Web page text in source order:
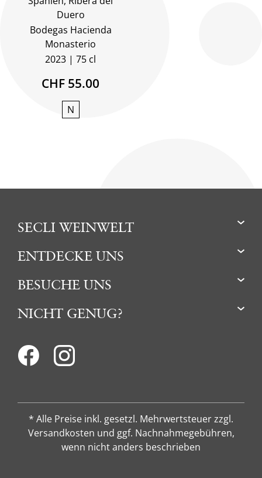
Duero
Bodegas Hacienda
Monasterio
2023
75 cl
CHF 55.00
N
SECLI WEINWELT
ENTDECKE UNS
BESUCHE UNS
NICHT GENUG?
* Alle Preise inkl. gesetzl. Mehrwertsteuer zzgl.
Versandkosten und ggf. Nachnahmegebühren,
wenn nicht anders beschrieben